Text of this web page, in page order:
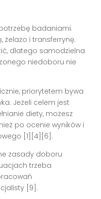
badaniami.
żelazo i transferrynę.
dlatego samodzielna
niedoboru nie
priorytetem bywa
Jeżeli celem jest
diety, możesz
po ocenie wyników i
[1][4][6].
zasady doboru
trzeba
[9].